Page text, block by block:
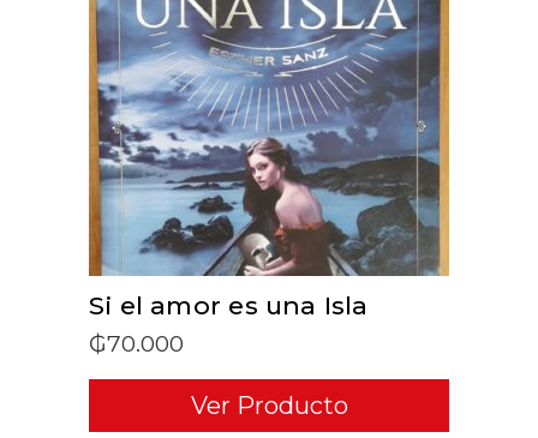
ADD TO CART
Si el amor es una Isla
₲70.000
Ver Producto